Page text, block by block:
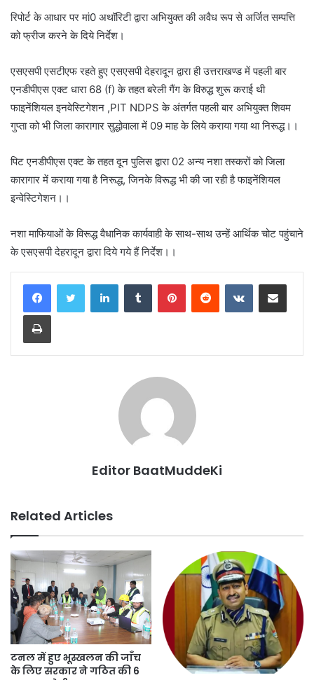
रिपोर्ट के आधार पर मां0 अथॉरिटी द्वारा अभियुक्त की अवैध रूप से अर्जित सम्पत्ति
को फ्रीज करने के दिये निर्देश।
एसएसपी एसटीएफ रहते हुए एसएसपी देहरादून द्वारा ही उत्तराखण्ड में पहली बार
एनडीपीएस एक्ट धारा 68 (f) के तहत बरेली गैंग के विरुद्ध शुरू कराई थी
फाइनेंशियल इनवेस्टिगेशन ,PIT NDPS के अंतर्गत पहली बार अभियुक्त शिवम
गुप्ता को भी जिला कारागार सुद्धोवाला में 09 माह के लिये कराया गया था निरूद्ध।।
पिट एनडीपीएस एक्ट के तहत दून पुलिस द्वारा 02 अन्य नशा तस्करों को जिला
कारागार में कराया गया है निरूद्ध, जिनके विरूद्ध भी की जा रही है फाइनेंशियल
इन्वेस्टिगेशन।।
नशा माफियाओं के विरूद्ध वैधानिक कार्यवाही के साथ-साथ उन्हें आर्थिक चोट पहुंचाने
के एसएसपी देहरादून द्वारा दिये गये हैं निर्देश।।
LinkedInTumblr PinterestReddit VKontakteShare via Email
Print
Editor BaatMuddeKi
Related Articles
टनल में हुए भूस्खलन की जाँच
के लिए सरकार ने गठित की 6